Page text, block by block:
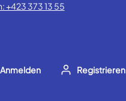
+423 373 13 55
Anmelden Registrieren